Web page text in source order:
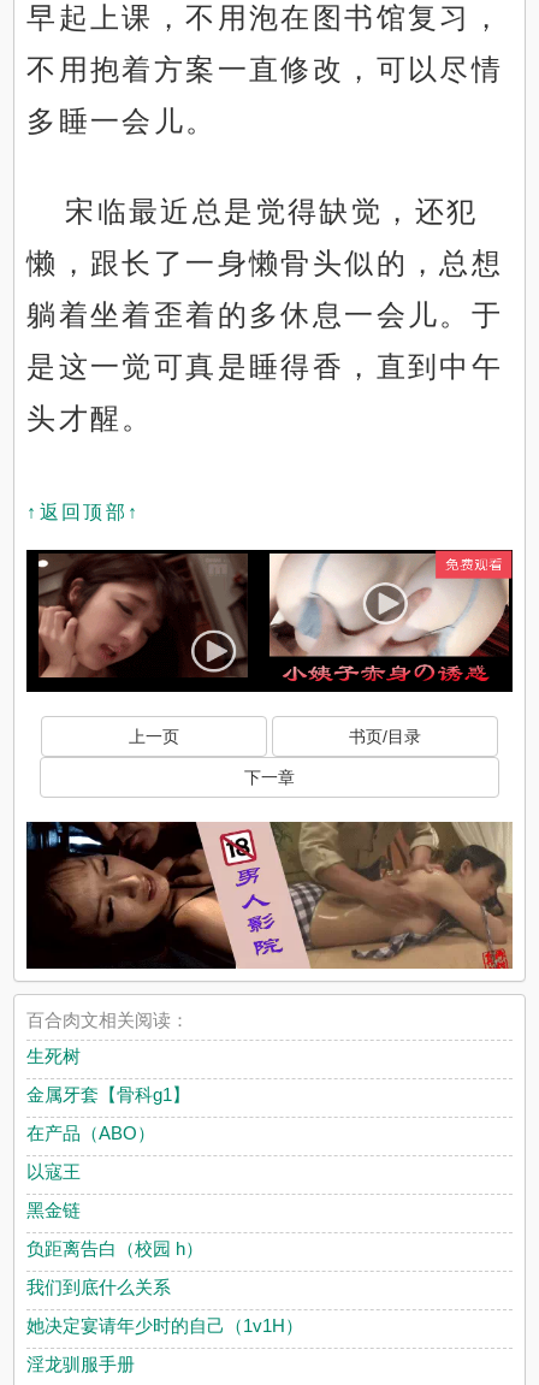
早起上课，不用泡在图书馆复习，
不用抱着方案一直修改，可以尽情
多睡一会儿。
宋临最近总是觉得缺觉，还犯
懒，跟长了一身懒骨头似的，总想
躺着坐着歪着的多休息一会儿。于
是这一觉可真是睡得香，直到中午
头才醒。
↑返回顶部↑
上一页 书页/目录
下一章
百合肉文相关阅读：
生死树
金属牙套【骨科g1】
在产品（ABO）
以寇王
黑金链
负距离告白（校园 h）
我们到底什么关系
她决定宴请年少时的自己（1v1H）
淫龙驯服手册